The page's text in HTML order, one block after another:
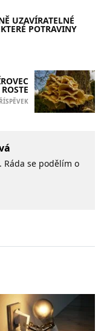
UZAVÍRATELNÉ
POTRAVINY
Ráda se podělím o